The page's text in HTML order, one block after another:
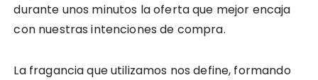
durante unos minutos la oferta que mejor encaja
con nuestras intenciones de compra.
La fragancia que utilizamos nos define, formando